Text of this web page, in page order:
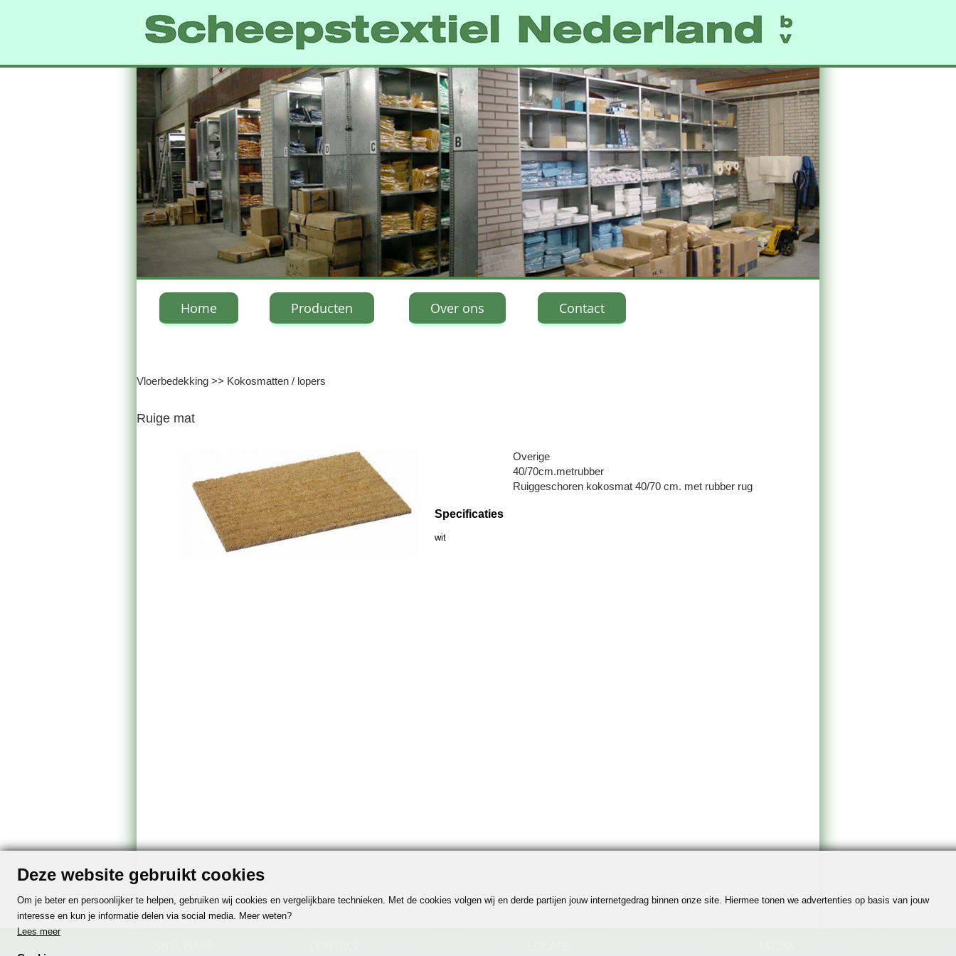
Home Producten Over ons Contact
Vloerbedekking >> Kokosmatten / lopers
Ruige mat
Overige
40/70cm.metrubber
Ruiggeschoren kokosmat 40/70 cm. met rubber rug
Specificaties
wit
Deze website gebruikt cookies
Om je beter en persoonlijker te helpen, gebruiken wij cookies en vergelijkbare technieken. Met de cookies volgen wij en derde partijen jouw internetgedrag binnen onze site. Hiermee tonen we advertenties op basis van jouw
interesse en kun je informatie delen via social media. Meer weten?
Lees meer